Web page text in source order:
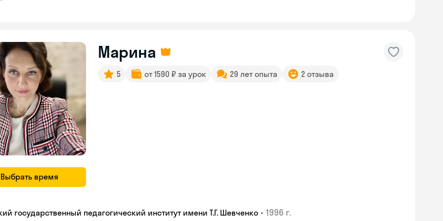
Выбрать время
Марина
5 от 1590 ₽ за урок 29 лет опыта 2 отзыва
государственный педагогический институт имени Т.Г. Шевченко • 1996 г.
online